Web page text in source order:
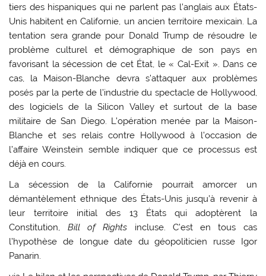
tiers des hispaniques qui ne parlent pas l’anglais aux États-
Unis habitent en Californie, un ancien territoire mexicain. La
tentation sera grande pour Donald Trump de résoudre le
problème culturel et démographique de son pays en
favorisant la sécession de cet État, le « Cal-Exit ». Dans ce
cas, la Maison-Blanche devra s’attaquer aux problèmes
posés par la perte de l’industrie du spectacle de Hollywood,
des logiciels de la Silicon Valley et surtout de la base
militaire de San Diego. L’opération menée par la Maison-
Blanche et ses relais contre Hollywood à l’occasion de
l’affaire Weinstein semble indiquer que ce processus est
déjà en cours.
La sécession de la Californie pourrait amorcer un
démantèlement ethnique des États-Unis jusqu’à revenir à
leur territoire initial des 13 États qui adoptèrent la
Constitution, Bill of Rights incluse. C’est en tous cas
l’hypothèse de longue date du géopoliticien russe Igor
Panarin.